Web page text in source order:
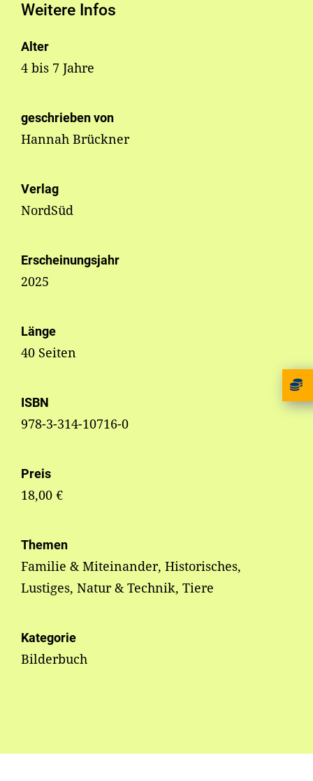
Weitere Infos
Alter
4 bis 7 Jahre
geschrieben von
Hannah Brückner
Verlag
NordSüd
Erscheinungsjahr
2025
Länge
40 Seiten
ISBN
978-3-314-10716-0
Preis
18,00 €
Themen
Familie & Miteinander, Historisches,
Lustiges, Natur & Technik, Tiere
Kategorie
Bilderbuch